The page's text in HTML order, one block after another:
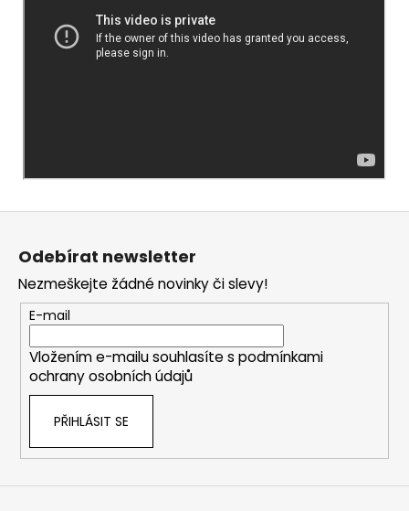
Z
Odebírat newsletter
Nezmeškejte žádné novinky či slevy!
E-mail
Vložením e-mailu souhlasíte s podmínkami
ochrany osobních údajů
PŘIHLÁSIT SE